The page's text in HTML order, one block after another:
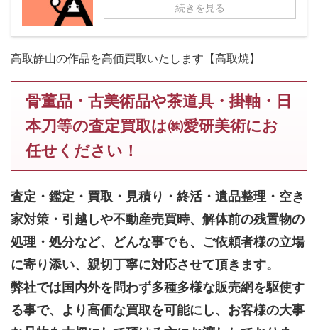
続きを見る
高取静山の作品を高価買取いたします【高取焼】
骨董品・古美術品や茶道具・掛軸・日
本刀等の査定買取は㈱愛研美術にお
任せください！
査定・鑑定・買取・見積り・終活・遺品整理・空き
家対策・引越しや不動産売買時、解体前の残置物の
処理・処分など、どんな事でも、 ご依頼者様の立場
に寄り添い、親切丁寧に対応させて頂きます。
弊社では国内外を問わず多種多様な販売網を駆使す
る事で、より高価な買取を可能にし、お客様の大事